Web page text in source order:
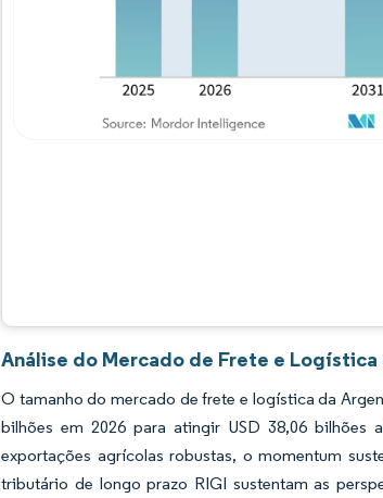
Análise do Mercado de Frete e
O tamanho do mercado de frete e logística da
bilhões em 2026 para atingir USD 38,06 bilhões
exportações agrícolas robustas, o momentum
tributário de longo prazo RIGI sustentam as